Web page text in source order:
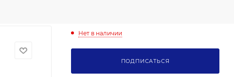
Нет в наличии
ПОДПИСАТЬСЯ